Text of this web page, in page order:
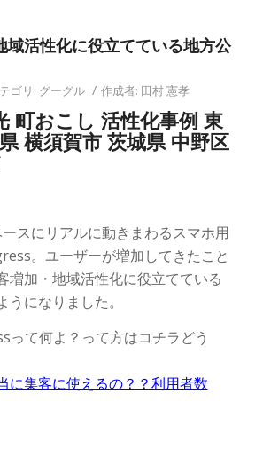
域活性化に役立てている地方公
ゴリ: グーグル / 作成者: 田村 憲孝
町おこし 活性化事例 東
横須賀市 茨城県 中野区
スにリアルに動きまわるスマホ用
。ユーザーが増加してきたこと
増加・地域活性化に役立てている
うになりました。
って何よ？って方はコチラどう
に集客に使えるの？？利用者数